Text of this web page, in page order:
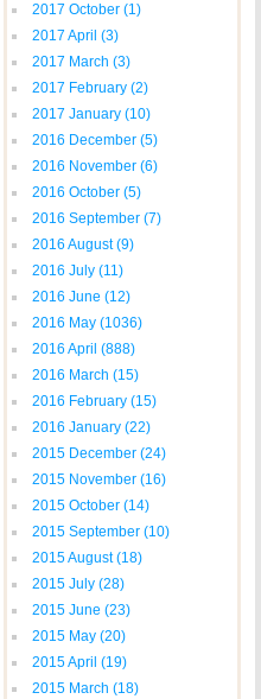
2017 October (1)
2017 April (3)
2017 March (3)
2017 February (2)
2017 January (10)
2016 December (5)
2016 November (6)
2016 October (5)
2016 September (7)
2016 August(9)
2016 July (11)
2016 June (12)
2016 May (1036)
2016 April (888)
2016 March (15)
2016 February (15)
2016 January (22)
2015 December (24)
2015 November (16)
2015 October (14)
2015 September (10)
2015 August(18)
2015 July (28)
2015 June (23)
2015 May (20)
2015 April (19)
2015 March (18)